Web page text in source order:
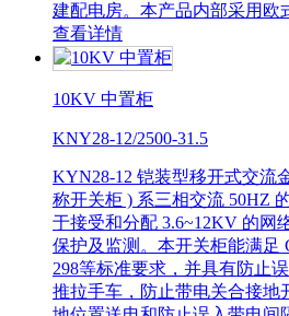
建配电房。本产品内部采用欧
查看详情
10KV 中置柜
KNY28-12/2500-31.5
KYN28-12 铠装型移开式交流
称开关柜 ) 系三相交流 50HZ
于接受和分配 3.6~12KV 的网
保护及监测。本开关柜能满足
298等标准要求，并具有防止
推拉手车，防止带电关合接地